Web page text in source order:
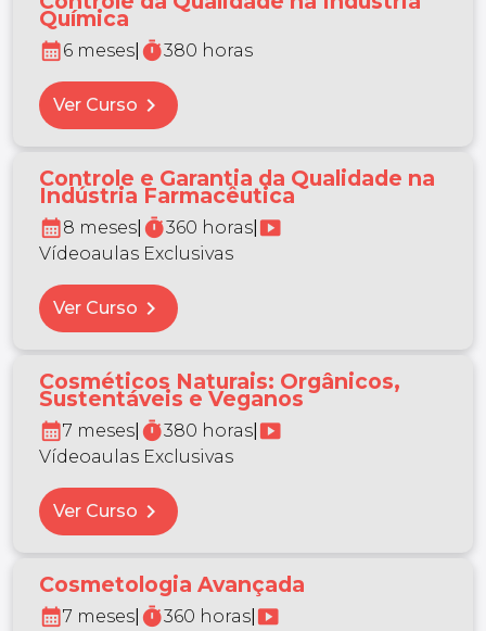
Química
calendar_month6 meses timer380 horas
Ver Curso chevron_right
Controle e Garantia da Qualidade na
Indústria Farmacêutica
calendar_month8 meses timer360 horas smart_display
Vídeoaulas Exclusivas
Ver Curso chevron_right
Cosméticos Naturais: Orgânicos,
Sustentáveis e Veganos
calendar_month7 meses timer380 horas smart_display
Vídeoaulas Exclusivas
Ver Curso chevron_right
Cosmetologia Avançada
calendar_month7 meses timer360 horas smart_display